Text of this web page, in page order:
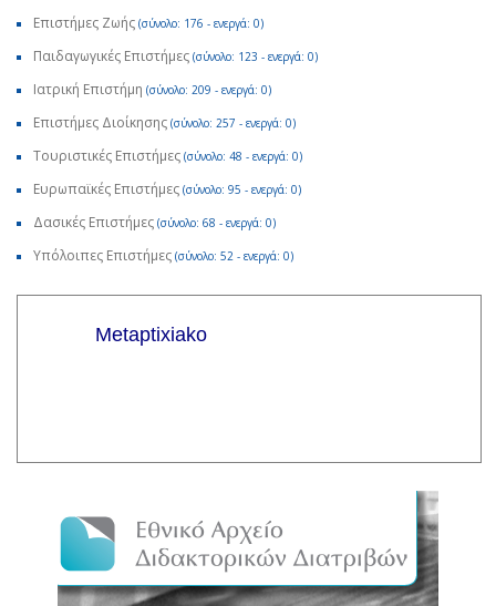
Επιστήμες Ζωής (σύνολο: 176 - ενεργά: 0)
Παιδαγωγικές Επιστήμες (σύνολο: 123 - ενεργά: 0)
Ιατρική Επιστήμη (σύνολο: 209 - ενεργά: 0)
Επιστήμες Διοίκησης (σύνολο: 257 - ενεργά: 0)
Τουριστικές Επιστήμες (σύνολο: 48 - ενεργά: 0)
Ευρωπαϊκές Επιστήμες (σύνολο: 95 - ενεργά: 0)
Δασικές Επιστήμες (σύνολο: 68 - ενεργά: 0)
Υπόλοιπες Επιστήμες (σύνολο: 52 - ενεργά: 0)